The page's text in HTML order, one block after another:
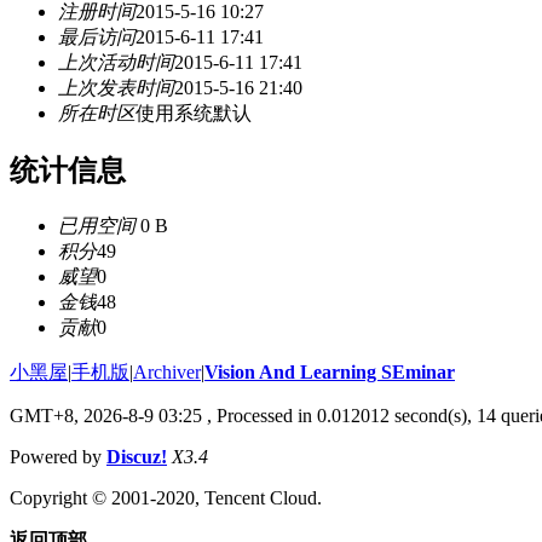
注册时间2015-5-16 10:27
最后访问2015-6-11 17:41
上次活动时间2015-6-11 17:41
上次发表时间2015-5-16 21:40
所在时区使用系统默认
统计信息
已用空间0 B
积分49
威望0
金钱48
贡献0
小黑屋|手机版|Archiver|Vision And Learning SEminar
GMT+8, 2026-8-9 03:25 , Processed in 0.012012 second(s), 14
Powered by Discuz! X3.4
Copyright © 2001-2020, Tencent Cloud.